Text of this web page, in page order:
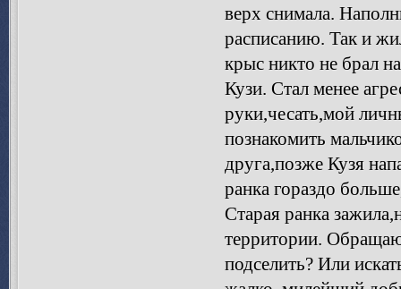
верх снимала.
расписанию. Так и
крыс никто не брал
Кузи. Стал менее
руки,чесать,мой
познакомить
друга,позже Кузя
ранка гораздо
Старая ранка
территории.
подселить? Или